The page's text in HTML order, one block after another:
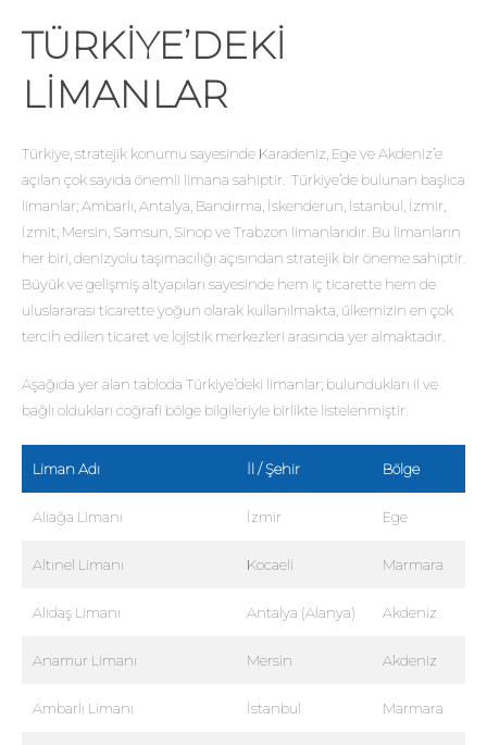
TÜRKIYE’DEKI
LIMANLAR
Türkiye, stratejik konumu sayesinde Karadeniz, Ege ve Akdeniz’e
açılan çok sayıda önemli limana sahiptir. Türkiye’de bulunan başlıca
limanlar; Ambarlı, Antalya, Bandırma, İskenderun, İstanbul, İzmir,
İzmit, Mersin, Samsun, Sinop ve Trabzon limanlarıdır. Bu limanların
her biri, denizyolu taşımacılığı açısından stratejik bir öneme sahiptir.
Büyük ve gelişmiş altyapıları sayesinde hem iç ticarette hem de
uluslararası ticarette yoğun olarak kullanılmakta, ülkemizin en çok
tercih edilen ticaret ve lojistik merkezleri arasında yer almaktadır.
Aşağıda yer alan tabloda Türkiye’deki limanlar; bulundukları il ve
bağlı oldukları coğrafi bölge bilgileriyle birlikte listelenmiştir.
Liman Adı İl / Şehir Bölge
Aliağa Limanı İzmir Ege
Altınel Limanı Kocaeli Marmara
Alidaş Limanı Antalya (Alanya) Akdeniz
Anamur Limanı Mersin Akdeniz
Ambarlı Limanı İstanbul Marmara